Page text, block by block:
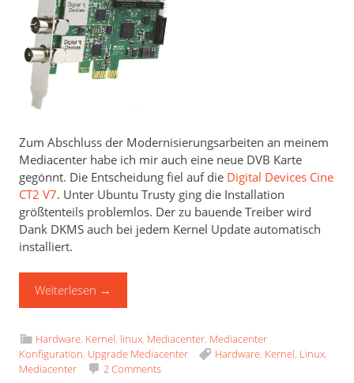
Zum Abschluss der Modernisierungsarbeiten an meinem
Mediacenter habe ich mir auch eine neue DVB Karte
gegönnt. Die Entscheidung fiel auf die Digital Devices Cine
CT2 V7. Unter Ubuntu Trusty ging die Installation
größtenteils problemlos. Der zu bauende Treiber wird
Dank DKMS auch bei jedem Kernel Update automatisch
installiert.
Weiterlesen →
Hardware, Kernel, linux, Mediacenter, Mediacenter
Konfiguration, Upgrade Mediacenter Hardware, Kernel, Linux,
Mediacenter
2 Comments